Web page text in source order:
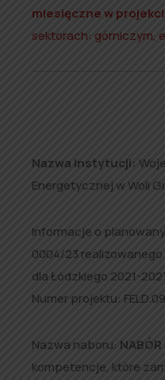
miesięczne w
sektorach: górniczym,
Nazwa Instytucji:
Energetycznej w Woli
Informacje o
0004/23
dla Łódzkiego 2021-
Numer projektu:
Nazwa naboru:
kompetencje, które